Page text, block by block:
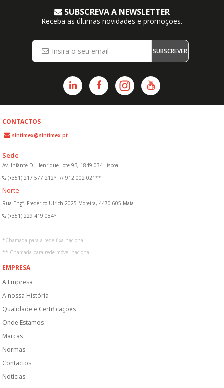
SUBSCREVA A NEWSLETTER
Receba as últimas novidades e promoções.
SUBSCREVER
CONTACTOS
sintimex@sintimex.pt
Sede
Av. Infante D. Henrique Lote 9B, 1849-034 Lisboa
(+351) 217 577 212* // 912 002 021**
Norte
Rua Engº. Frederico Ulrich 2025 Moreira, 4470-605 Maia
(+351) 229 419 084*
*Chamada para a rede fixa nacional
** Chamada para rede móvel nacional
EMPRESA
A Empresa
A nossa História
Qualidade e Certificações
Onde Estamos
Marcas
Normas
Contactos
Notícias